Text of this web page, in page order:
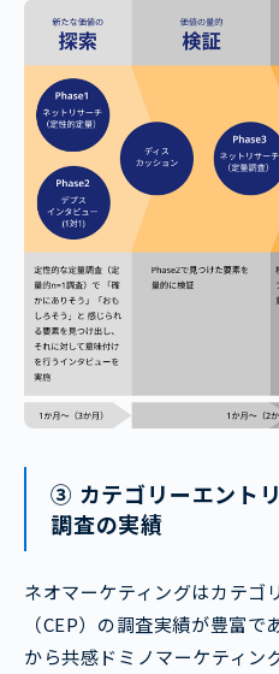
③ カテゴリーエント
調査の実績
ネオマーケティングはカテゴ
（CEP）の調査実績が豊富
から共感ドミノマーケティン